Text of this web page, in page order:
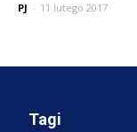
PJ - 11 lutego 2017
Tagi